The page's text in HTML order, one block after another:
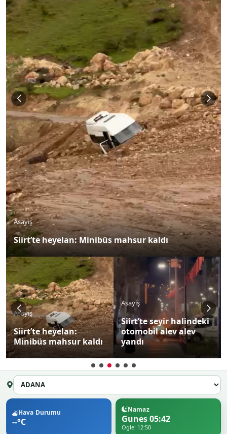
Asayiş
Siirt’te heyelan: Minibüs mahsur kaldı
Asayiş
Siirt’te heyelan:
Minibüs mahsur kaldı
Asayiş
Siirt’te seyir halindeki
otomobil alev alev
yandı
Hava Durumu
--°C
Namaz
Gunes 05:42
Ogle: 12:50